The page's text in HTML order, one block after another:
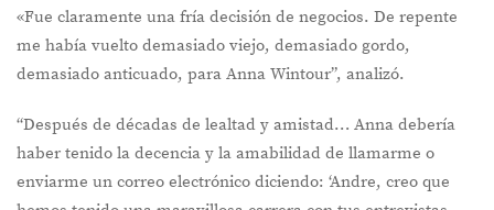
«Fue claramente una fría decisión de negocios. De repente
me había vuelto demasiado viejo, demasiado gordo,
demasiado anticuado, para Anna Wintour”, analizó.
“Después de décadas de lealtad y amistad… Anna debería
haber tenido la decencia y la amabilidad de llamarme o
enviarme un correo electrónico diciendo: ‘Andre, creo que